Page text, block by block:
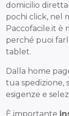
domicilio
pochi click, nel
Paccofacile.it è
perché puoi
tablet.
Dalla home
tua spedizione,
esigenze e
È importante